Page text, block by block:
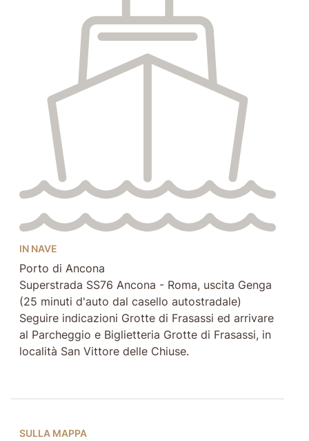
IN NAVE
Porto di Ancona
Superstrada SS76 Ancona - Roma, uscita Genga
(25 minuti d'auto dal casello autostradale)
Seguire indicazioni Grotte di Frasassi ed arrivare
al Parcheggio e Biglietteria Grotte di Frasassi, in
località San Vittore delle Chiuse.
SULLA MAPPA